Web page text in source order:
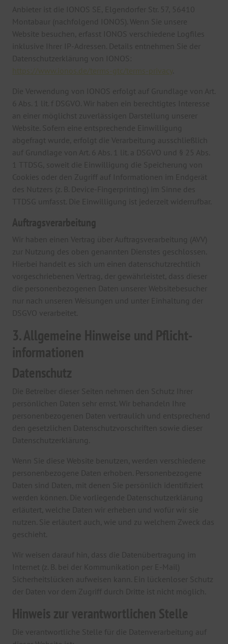
Anbieter ist die IONOS SE, Elgendorfer Str. 57, 56410
Montabaur (nachfolgend IONOS). Wenn Sie unsere
Website besuchen, erfasst IONOS verschiedene Logfiles
inklusive Ihrer IP-Adressen. Details entnehmen Sie der
Datenschutzerklärung von IONOS:
https://www.ionos.de/terms-gtc/terms-privacy.
Die Verwendung von IONOS erfolgt auf Grundlage von Art.
6 Abs. 1 lit. f DSGVO. Wir haben ein berechtigtes Interesse
an einer möglichst zuverlässigen Darstellung unserer
Website. Sofern eine entsprechende Einwilligung
abgefragt wurde, erfolgt die Verarbeitung ausschließlich
auf Grundlage von Art. 6 Abs. 1 lit. a DSGVO und § 25 Abs.
1 TTDSG, soweit die Einwilligung die Speicherung von
Cookies oder den Zugriff auf Informationen im Endgerät
des Nutzers (z. B. Device-Fingerprinting) im Sinne des
TTDSG umfasst. Die Einwilligung ist jederzeit widerrufbar.
Auftragsverarbeitung
Wir haben einen Vertrag über Auftragsverarbeitung (AVV)
zur Nutzung des oben genannten Dienstes geschlossen.
Hierbei handelt es sich um einen datenschutzrechtlich
vorgeschriebenen Vertrag, der gewährleistet, dass dieser
die personenbezogenen Daten unserer Websitebesucher
nur nach unseren Weisungen und unter Einhaltung der
DSGVO verarbeitet.
3. Allgemeine Hinweise und Pflicht­
informationen
Datenschutz
Die Betreiber dieser Seiten nehmen den Schutz Ihrer
persönlichen Daten sehr ernst. Wir behandeln Ihre
personenbezogenen Daten vertraulich und entsprechend
den gesetzlichen Datenschutzvorschriften sowie dieser
Datenschutzerklärung.
Wenn Sie diese Website benutzen, werden verschiedene
personenbezogene Daten erhoben. Personenbezogene
Daten sind Daten, mit denen Sie persönlich identifiziert
werden können. Die vorliegende Datenschutzerklärung
erläutert, welche Daten wir erheben und wofür wir sie
nutzen. Sie erläutert auch, wie und zu welchem Zweck das
geschieht.
Wir weisen darauf hin, dass die Datenübertragung im
Internet (z. B. bei der Kommunikation per E-Mail)
Sicherheitslücken aufweisen kann. Ein lückenloser Schutz
der Daten vor dem Zugriff durch Dritte ist nicht möglich.
Hinweis zur verantwortlichen Stelle
Die verantwortliche Stelle für die Datenverarbeitung auf